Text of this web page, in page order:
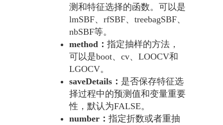
测和特征选择的函数。可以是
lmSBF、rfSBF、treebagSBF、
nbSBF等。
method： 指定抽样的方法，
可以是boot、cv、LOOCV和
LGOCV。
saveDetails： 是否保存特征选
择过程中的预测值和变量重要
性，默认为FALSE。
number： 指定折数或者重抽